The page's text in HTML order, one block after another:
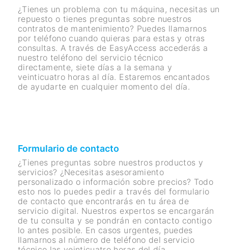
¿Tienes un problema con tu máquina, necesitas un
repuesto o tienes preguntas sobre nuestros
contratos de mantenimiento? Puedes llamarnos
por teléfono cuando quieras para estas y otras
consultas. A través de EasyAccess accederás a
nuestro teléfono del servicio técnico
directamente, siete días a la semana y
veinticuatro horas al día. Estaremos encantados
de ayudarte en cualquier momento del día.
Formulario de contacto
¿Tienes preguntas sobre nuestros productos y
servicios? ¿Necesitas asesoramiento
personalizado o información sobre precios? Todo
esto nos lo puedes pedir a través del formulario
de contacto que encontrarás en tu área de
servicio digital. Nuestros expertos se encargarán
de tu consulta y se pondrán en contacto contigo
lo antes posible. En casos urgentes, puedes
llamarnos al número de teléfono del servicio